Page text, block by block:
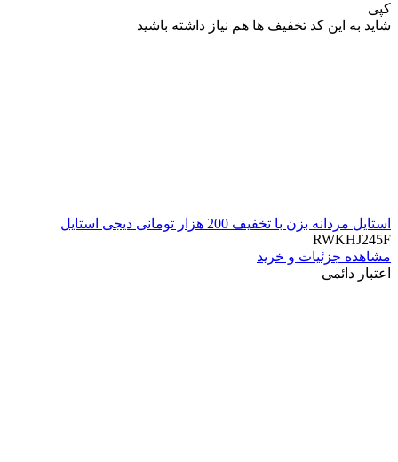
کپی
شاید به این کد تخفیف ها هم نیاز داشته باشید
استایل مردانه بزن با تخفیف 200 هزار تومانی دیجی استایل
RWKHJ245F
مشاهده جزئیات و خرید
اعتبار دائمی